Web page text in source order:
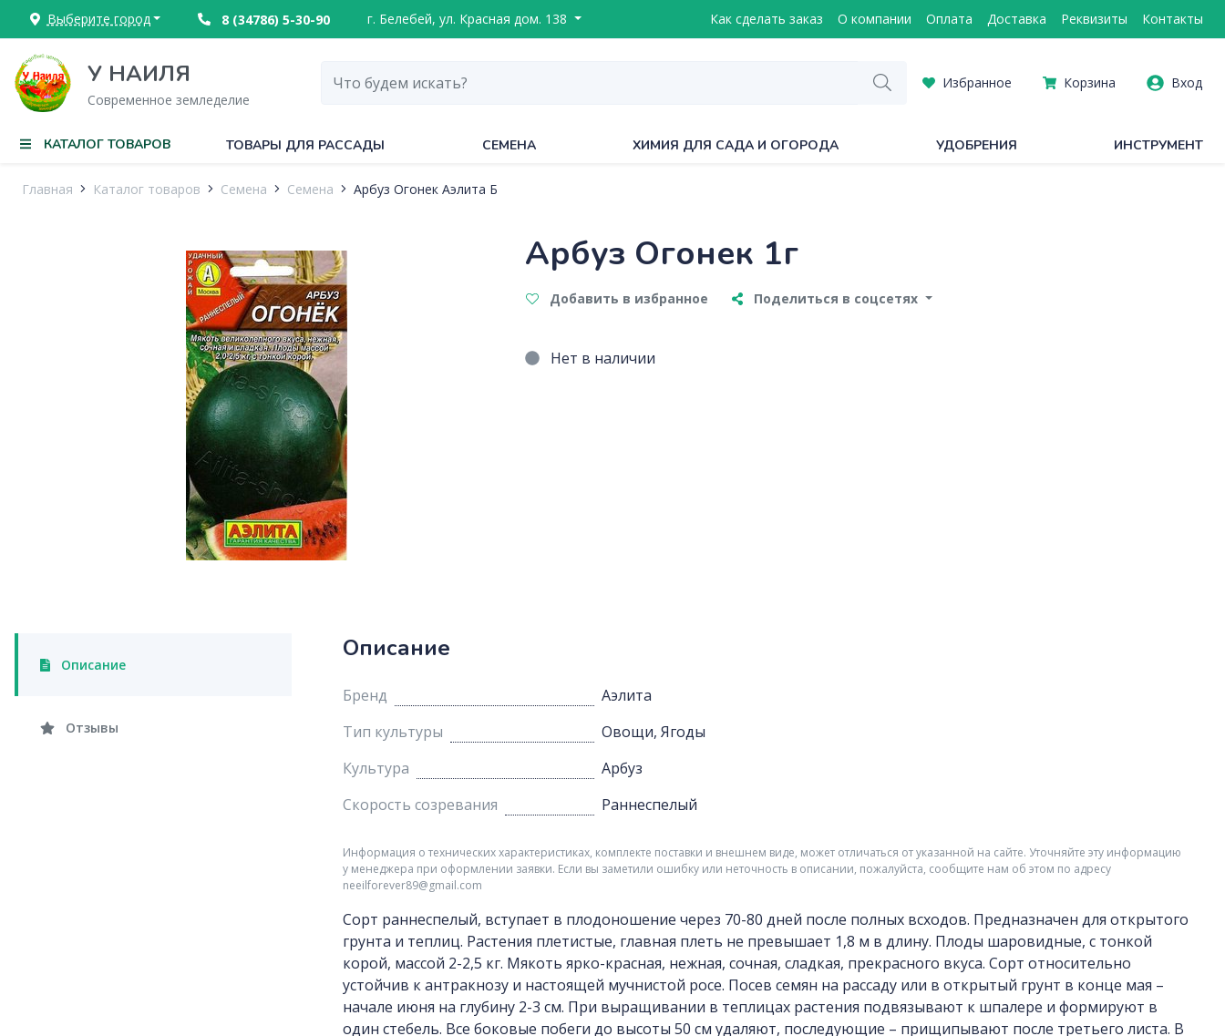
Выберите город 8 (34786) 5-30-90 г. Белебей, ул. Красная дом. 138 Как сделать заказ О компании Оплата Доставка Реквизиты Контакты
У НАИЛЯ
Современное земледелие
Избранное Корзина Вход
КАТАЛОГ ТОВАРОВ ТОВАРЫ ДЛЯ РАССАДЫ СЕМЕНА ХИМИЯ ДЛЯ САДА И ОГОРОДА УДОБРЕНИЯ ИНСТРУМЕНТ
Главная Каталог товаров Семена Семена Арбуз Огонек Аэлита Б
Арбуз Огонек 1г
Добавить в избранное Поделиться в соцсетях
Нет в наличии
Описание
Отзывы
Описание
Бренд
Аэлита
Тип культуры
Овощи, Ягоды
Культура
Арбуз
Скорость созревания
Раннеспелый
Информация о технических характеристиках, комплекте поставки и внешнем виде, может отличаться от указанной на сайте. Уточняйте эту информацию
у менеджера при оформлении заявки. Если вы заметили ошибку или неточность в описании, пожалуйста, сообщите нам об этом по адресу
neeilforever89@gmail.com
Сорт раннеспелый, вступает в плодоношение через 70-80 дней после полных всходов. Предназначен для открытого
грунта и теплиц. Растения плетистые, главная плеть не превышает 1,8 м в длину. Плоды шаровидные, с тонкой
корой, массой 2-2,5 кг. Мякоть ярко-красная, нежная, сочная, сладкая, прекрасного вкуса. Сорт относительно
устойчив к антракнозу и настоящей мучнистой росе. Посев семян на рассаду или в открытый грунт в конце мая –
начале июня на глубину 2-3 см. При выращивании в теплицах растения подвязывают к шпалере и формируют в
один стебель. Все боковые побеги до высоты 50 см удаляют, последующие – прищипывают после третьего листа. В